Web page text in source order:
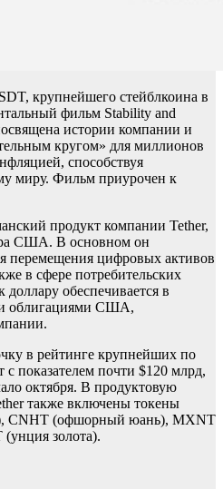
крупнейшего стейблкоина в
фильм Stability and
истории компании и
кругом» для миллионов
способствуя
миру. Фильм приурочен к
продукт компании Tether,
США. В основном он
перемещения цифровых активов
в сфере потребительских
обеспечивается в
облигациями США,
в рейтинге крупнейших по
показателем почти $120 млрд,
октября. В продуктовую
также включены токены
CNHT (офшорный юань), MXNT
золота).